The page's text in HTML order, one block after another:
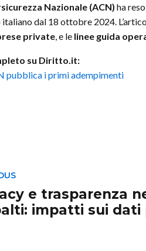
Nazionale (ACN) ha
italiano dal 18 ottobre 2024.
private , e le linee guida
su Diritto.it:
pubblica i primi adempimenti
e trasparenza
impatti sui dati